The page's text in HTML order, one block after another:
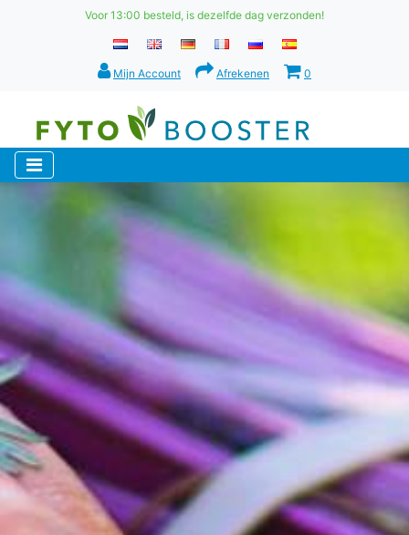
Voor 13:00 besteld, is dezelfde dag verzonden!
Mijn Account Afrekenen 0